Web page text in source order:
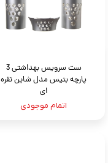
ست سرویس بهداشتی 3
پارچه بتيس مدل شاين نقره
ای
اتمام موجودی